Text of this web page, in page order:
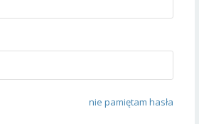
nie pamiętam hasła